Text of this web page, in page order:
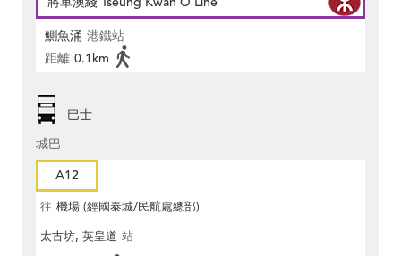
鰂魚涌 港鐵站
距離 0.1km
巴士
城巴
A12
往 機場 (經國泰城/民航處總部)
太古坊, 英皇道 站